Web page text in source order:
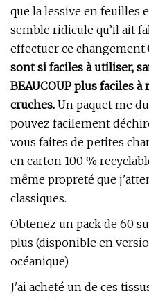
que la lessive en feuilles
semble ridicule qu’il ait
effectuer ce changement.
sont si faciles à utiliser,
BEAUCOUP plus faciles
cruches. Un paquet me
pouvez facilement
vous faites de petites
en carton 100 %
même propreté que
classiques.
Obtenez un pack de 60
plus (disponible en
océanique).
J'ai acheté un de ces